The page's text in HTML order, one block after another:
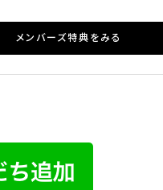
メンバーズ特典をみる